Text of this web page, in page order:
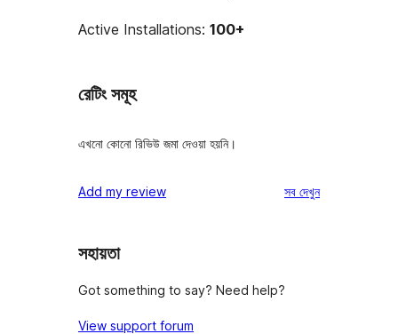
Active Installations: 100+
রেটিং সমূহ
এখনো কোনো রিভিউ জমা দেওয়া হয়নি।
Add my review সবরিভিউ
দেখুন
সহায়তা
Got something to say? Need help?
View support forum